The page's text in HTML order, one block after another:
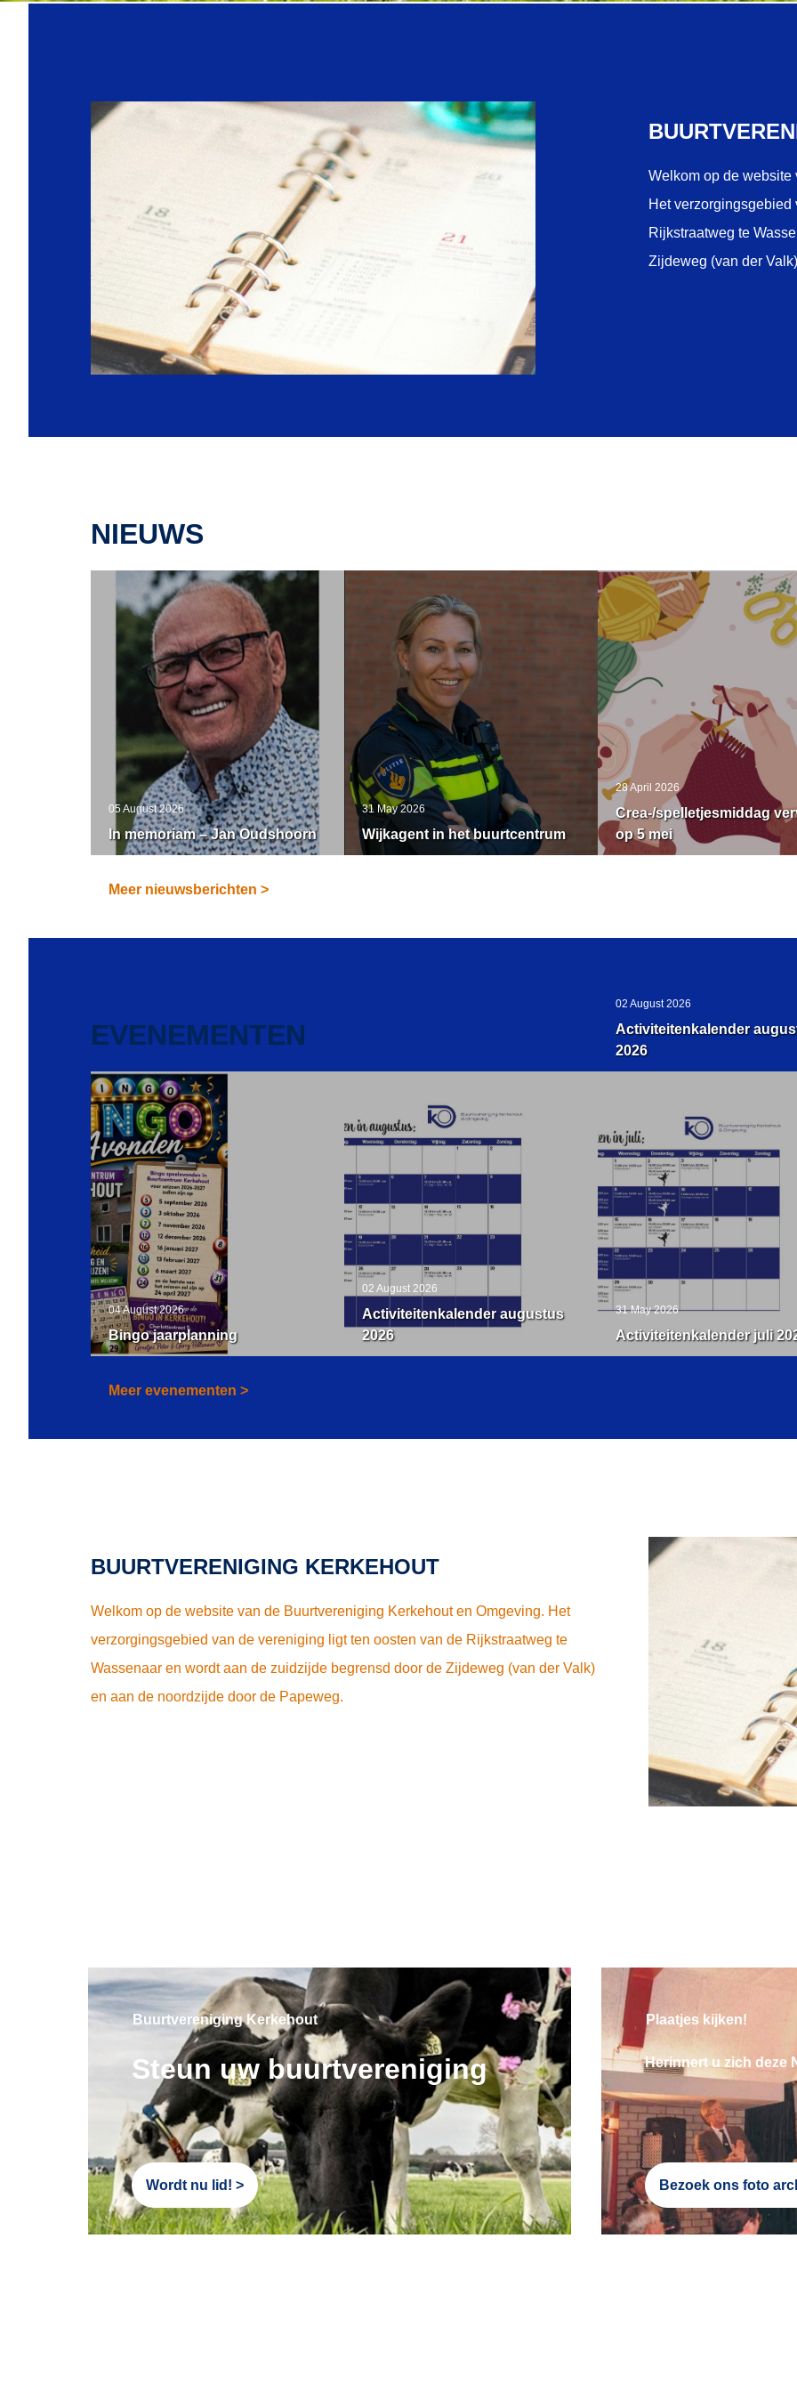
Welkom op de website
Het
Rijkstraatweg te
Zijdeweg (van der
NIEUWS
05 August 2026
In memoriam – Jan Oudshoorn
31 May 2026
Wijkagent in het buurtcentrum
28 April 2026
Crea-/spelletjesmiddag
op 5 mei
Meer nieuwsberichten >
EVENEMENTEN
04 August 2026
Bingo jaarplanning
02 August 2026
Activiteitenkalender augustus
2026
02 August 2026
Activiteitenkalender
2026
31 May 2026
Activiteitenkalender juli
Meer evenementen >
BUURTVERENIGING KERKEHOUT
Welkom op de website van de Buurtvereniging Kerkehout en Omgeving. Het
verzorgingsgebied van de vereniging ligt ten oosten van de Rijkstraatweg te
Wassenaar en wordt aan de zuidzijde begrensd door de Zijdeweg (van der Valk)
en aan de noordzijde door de Papeweg.
Buurtvereniging Kerkehout
Steun uw buurtvereniging
Wordt nu lid! >
Plaatjes kijken!
Herinnert u zich deze
Bezoek ons foto